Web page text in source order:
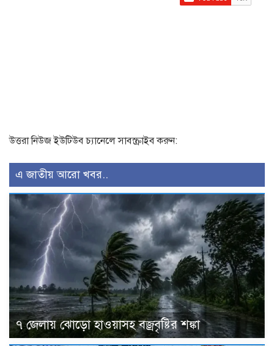
উত্তরা নিউজ ইউটিউব চ্যানেলে সাবস্ক্রাইব করুন:
এ জাতীয় আরো খবর..
৭ জেলায় ঝোড়ো হাওয়াসহ বজ্রবৃষ্টির শঙ্কা